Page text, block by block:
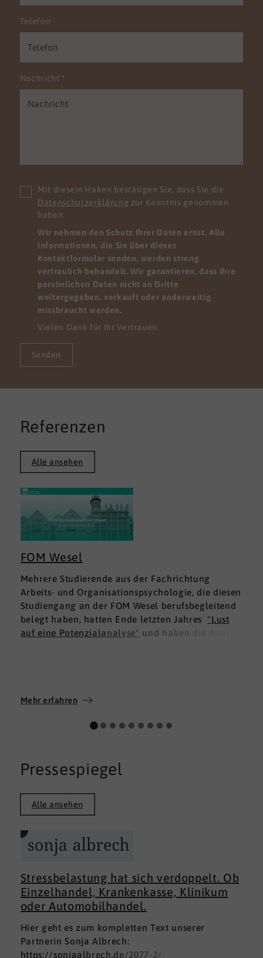
Telefon
Nachricht *
Mit diesem Haken bestätigen Sie, dass Sie die
Datenschutzerklärung zur Kenntnis genommen
haben.
Wir nehmen den Schutz Ihrer Daten ernst. Alle
Informationen, die Sie über dieses
Kontaktformular senden, werden streng
vertraulich behandelt. Wir garantieren, dass Ihre
persönlichen Daten nicht an Dritte
weitergegeben, verkauft oder anderweitig
missbraucht werden.
Vielen Dank für Ihr Vertrauen.
Senden
Referenzen
Alle ansehen
FOM Wesel
Mehrere Studierende aus der Fachrichtung
Arbeits- und Organisationspsychologie, die diesen
Studiengang an der FOM Wesel berufsbegleitend
belegt haben, hatten Ende letzten Jahres "Lust
auf eine Potenzialanalyse" und haben die Analyse
Wir wünschen allen Teilnehmerinnen und
persönlichen Weg und viel Erfolg.
Mehr erfahren
Pressespiegel
Alle ansehen
Stressbelastung hat sich verdoppelt. Ob
Einzelhandel, Krankenkasse, Klinikum
oder Automobilhandel.
Hier geht es zum kompletten Text unserer
Partnerin Sonja Albrech:
https://sonjaalbrech.de/2077-2/